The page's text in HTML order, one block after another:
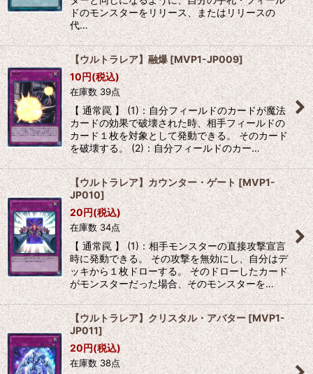
ドのモンスターをリリース、またはリリースの
代…
【ウルトラレア】融爆[MVP1-JP009]
10円(税込)
在庫数 39点
【 通常罠 】 (1)：自分フィールドのカードが魔法
カードの効果で破壊された時、相手フィールドの
カード１枚を対象として発動できる。 そのカード
を破壊する。 (2)：自分フィールドのカー…
【ウルトラレア】カウンター・ゲート [MVP1-
JP010]
20円(税込)
在庫数 34点
【 通常罠 】 (1)：相手モンスターの直接攻撃宣言
時に発動できる。 その攻撃を無効にし、自分はデ
ッキから１枚ドローする。 そのドローしたカード
がモンスターだった場合、そのモンスターを…
【ウルトラレア】クリスタル・アバター[MVP1-
JP011]
20円(税込)
在庫数 38点